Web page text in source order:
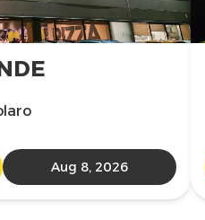
Aug 8, 2026